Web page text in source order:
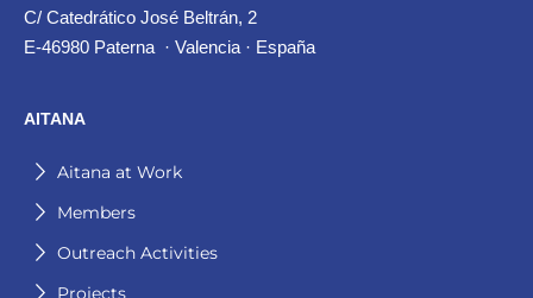
C/ Catedrático José Beltrán, 2
E-46980 Paterna · Valencia · España
AITANA
Aitana at Work
Members
Outreach Activities
Projects